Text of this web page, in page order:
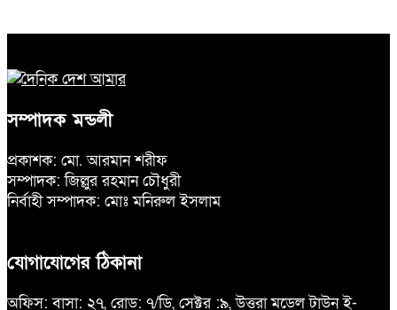
সম্পাদক মন্ডলী
প্রকাশক: মো. আরমান শরীফ
সম্পাদক: জিল্লুর রহমান চৌধুরী
নির্বাহী সম্পাদক: মোঃ মনিরুল ইসলাম
যোগাযোগের ঠিকানা
অফিস: বাসা: ২৭, রোড: ৭/ডি, সেক্টর :৯, উত্তরা মডেল টাউন ই-